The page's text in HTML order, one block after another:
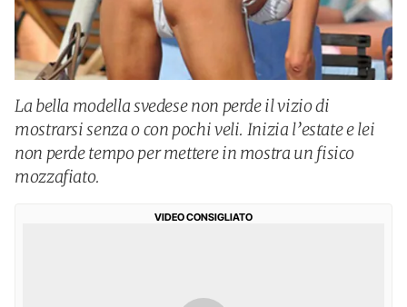
La bella modella svedese non perde il vizio di
mostrarsi senza o con pochi veli. Inizia l’estate e lei
non perde tempo per mettere in mostra un fisico
mozzafiato.
VIDEO CONSIGLIATO